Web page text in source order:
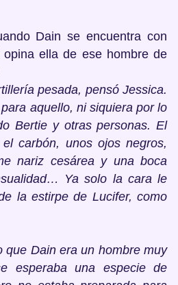
Dain se encuentra con
ella de ese hombre de
pesada, pensó Jessica.
aquello, ni siquiera por lo
Bertie y otras personas. El
carbón, unos ojos negros,
nariz cesárea y una boca
Ya solo la cara le
la estirpe de Lucifer, como
que Dain era un hombre muy
esperaba una especie de